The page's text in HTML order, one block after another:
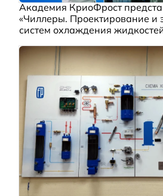
Академия КриоФрост
«Чиллеры. Проектирование и
систем охлаждения